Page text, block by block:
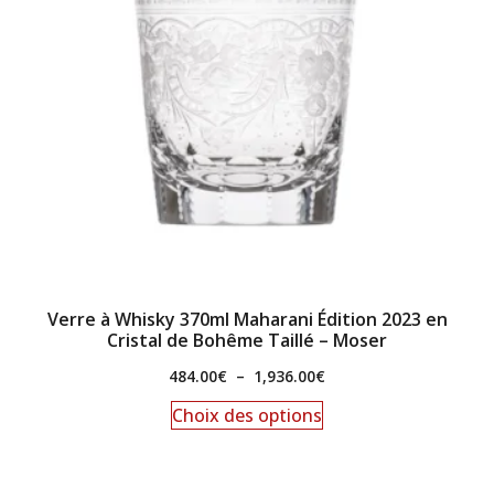
Verre à Whisky 370ml Maharani Édition 2023 en
Cristal de Bohême Taillé – Moser
484.00€ – 1,936.00€
Choix des options